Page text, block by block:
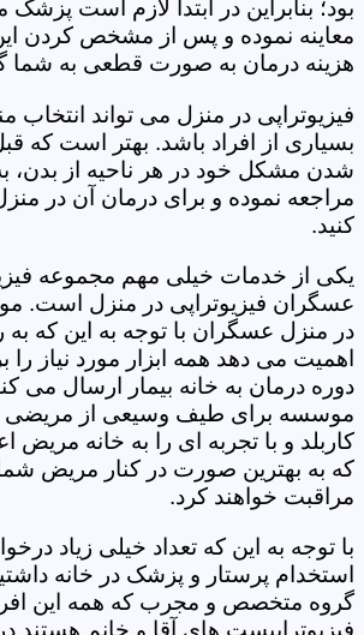
بود؛ بنابراین در ابتدا لازم است
معاینه نموده و پس از مشخص کردن
هزینه درمان به صورت قطعی به شما
فیزیوتراپی در منزل می تواند انتخاب
بسیاری از افراد باشد. بهتر است که
شدن مشکل خود در هر ناحیه از
مراجعه نموده و برای درمان آن در
کنید.
یکی از خدمات خیلی مهم مجموعه
عسگران فیزیوتراپی در منزل است.
در منزل عسگران با توجه به این که به
اهمیت می دهد همه ابزار مورد نیاز
دوره درمان به خانه بیمار ارسال می
موسسه برای طیف وسیعی از مریضی
کاربلد و با تجربه ای را به خانه مریض
که به بهترین صورت در کنار مریض
مراقبت خواهند کرد.
با توجه به این که تعداد خیلی زیاد
استخدام پرستار و پزشک در خانه
گروه متخصص و مجرب که همه این
فیزیوتراپیست های آقا و خانم هستند